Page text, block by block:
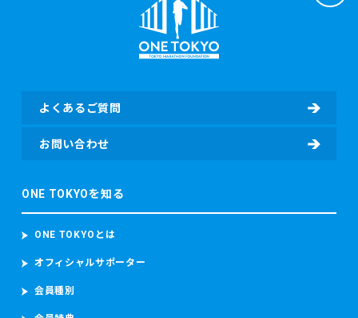
よくあるご質問
お問い合わせ
ONE TOKYOを知る
ONE TOKYOとは
オフィシャルサポーター
会員種別